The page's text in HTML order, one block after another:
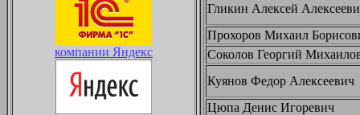
компании Яндекс
Гликин Алексей
Прохоров Михаил
Соколов Георгий
Куянов Федор Алексеевич
Цюпа Денис Игоревич